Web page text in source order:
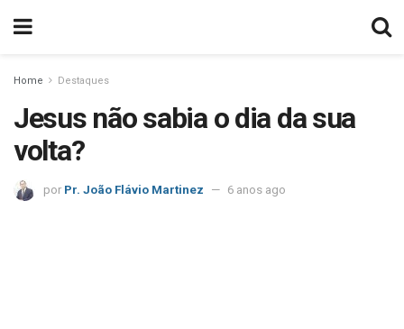
Home Destaques
Jesus não sabia o dia da sua
volta?
por Pr. João Flávio Martinez 6 anos ago